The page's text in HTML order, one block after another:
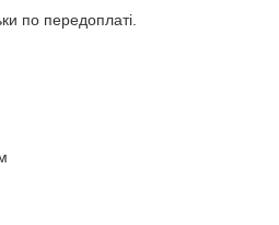
по передоплаті.